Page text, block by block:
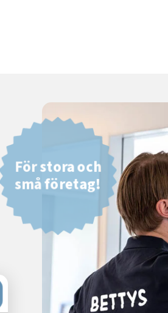
För stora och
små företag!